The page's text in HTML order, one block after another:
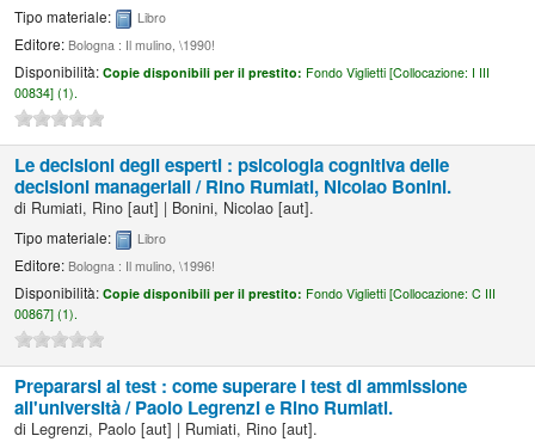
Tipo materiale: Libro
Editore: Bologna : Il mulino, \1990!
Disponibilità:Copie disponibili per il prestito: Fondo Viglietti [Collocazione: I III
00834] (1).
Le decisioni degli esperti : psicologia cognitiva delle
decisioni manageriali /Rino Rumiati, Nicolao Bonini.
di Rumiati, Rino [aut] | Bonini, Nicolao [aut].
Tipo materiale: Libro
Editore: Bologna : Il mulino, \1996!
Disponibilità:Copie disponibili per il prestito: Fondo Viglietti [Collocazione:C III
00867] (1).
Prepararsi ai test : come superare i test di ammissione
all'università /Paolo Legrenzi e Rino Rumiati.
di Legrenzi, Paolo [aut] | Rumiati, Rino [aut].